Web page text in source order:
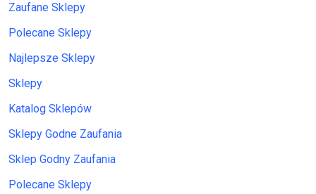
Zaufane Sklepy
Polecane Sklepy
Najlepsze Sklepy
Sklepy
Katalog Sklepów
Sklepy Godne Zaufania
Sklep Godny Zaufania
Polecane Sklepy